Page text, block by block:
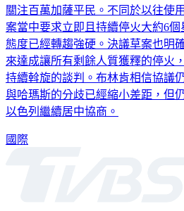
關注百萬加薩平民。不同於以往使
案當中要求立即且持續停火大約6個
態度已經轉趨強硬。決議草案也明
來達成讓所有剩餘人質獲釋的停火
持續斡旋的談判。布林肯相信協議
與哈瑪斯的分歧已經縮小差距，但
以色列繼續居中協商。
國際